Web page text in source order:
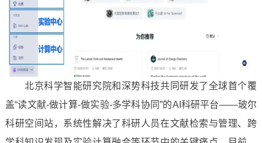
北京科学智能研究院和深势科技共同研发了全球首个覆
盖“读文献-做计算-做实验-多学科协同”的AI科研平台——玻尔
科研空间站，系统性解决了科研人员在文献检索与管理、跨